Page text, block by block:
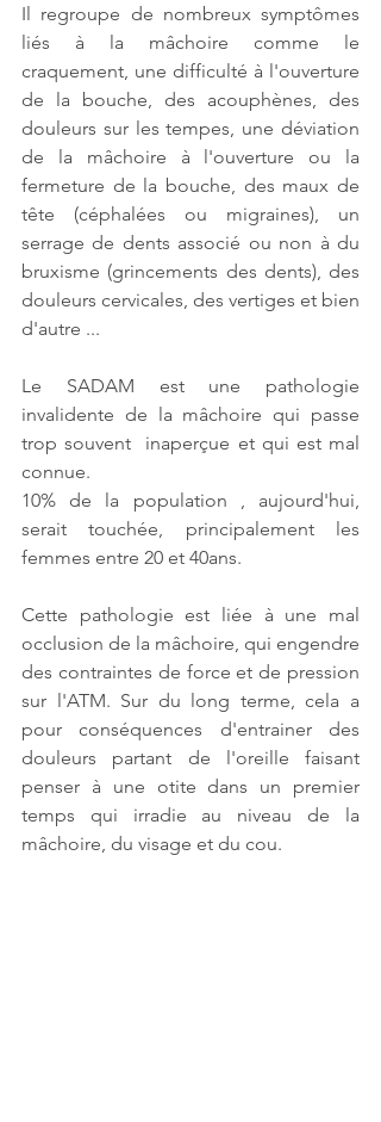
Il regroupe de nombreux symptômes
liés à la mâchoire comme le
craquement, une difficulté à l'ouverture
de la bouche, des acouphènes, des
douleurs sur les tempes, une déviation
de la mâchoire à l'ouverture ou la
fermeture de la bouche, des maux de
tête (céphalées ou migraines), un
serrage de dents associé ou non à du
bruxisme (grincements des dents), des
douleurs cervicales, des vertiges et bien
d'autre ...
Le SADAM est une pathologie
invalidente de la mâchoire qui passe
trop souvent  inaperçue et qui est mal
connue.
10% de la population , aujourd'hui,
serait touchée, principalement les
femmes entre 20 et 40ans.
Cette pathologie est liée à une mal
occlusion de la mâchoire, qui engendre
des contraintes de force et de pression
sur l'ATM. Sur du long terme, cela a
pour conséquences d'entrainer des
douleurs partant de l'oreille faisant
penser à une otite dans un premier
temps qui irradie au niveau de la
mâchoire, du visage et du cou.